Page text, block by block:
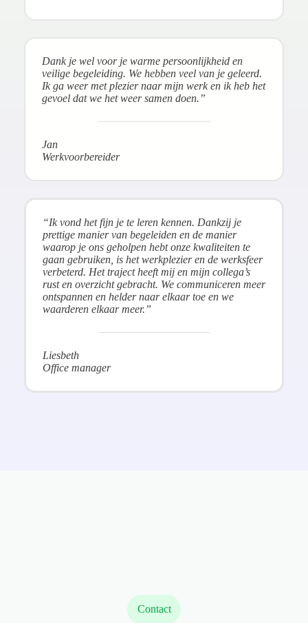
Dank je wel voor je warme persoonlijkheid en
veilige begeleiding. We hebben veel van je geleerd.
Ik ga weer met plezier naar mijn werk en ik heb het
gevoel dat we het weer samen doen.”
Jan
Werkvoorbereider
“Ik vond het fijn je te leren kennen. Dankzij je
prettige manier van begeleiden en de manier
waarop je ons geholpen hebt onze kwaliteiten te
gaan gebruiken, is het werkplezier en de werksfeer
verbeterd. Het traject heeft mij en mijn collega’s
rust en overzicht gebracht. We communiceren meer
ontspannen en helder naar elkaar toe en we
waarderen elkaar meer.”
Liesbeth
Office manager
Contact